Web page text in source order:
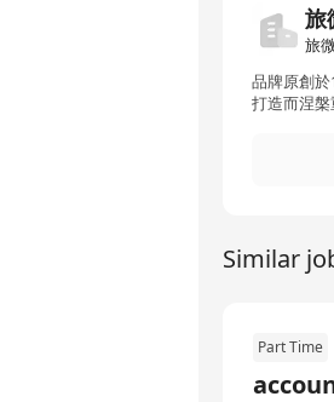
旅
品牌原創於1994年， 現由多年
打造而涅槃重生的明
地，開拓
Similar
Part Time